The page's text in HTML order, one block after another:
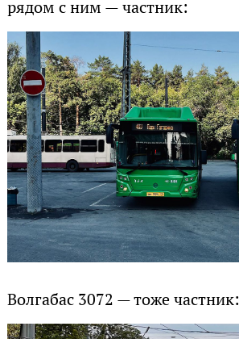
рядом с ним — частник:
Волгабас 3072 — тоже частник: